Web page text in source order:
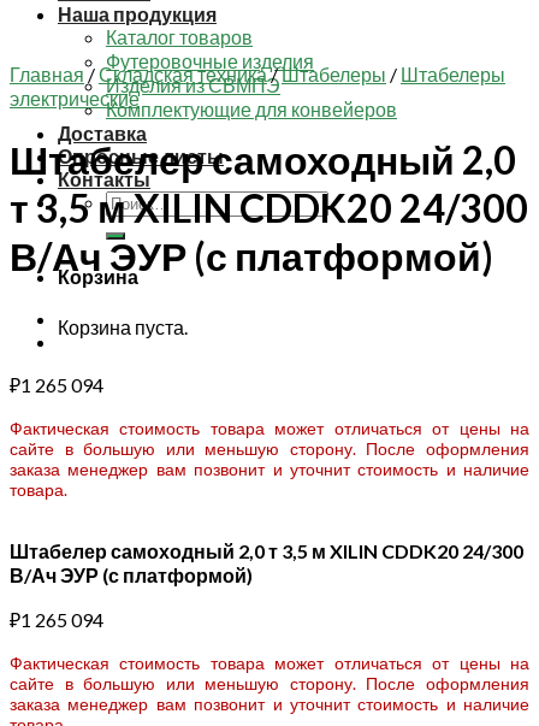
Наша продукция
Каталог товаров
Футеровочные изделия
Изделия из СВМПЭ
Комплектующие для конвейеров
Доставка
Опросные листы
Контакты
Искать:
Корзина
Корзина пуста.
Главная /Складская техника/Штабелеры / Штабелеры
электрические
Штабелер самоходный 2,0
т 3,5 м XILIN CDDK20 24/300
В/Ач ЭУР (с платформой)
₽1 265 094
Фактическая стоимость товара может отличаться от цены на
сайте в большую или меньшую сторону. После оформления
заказа менеджер вам позвонит и уточнит стоимость и наличие
товара.
Штабелер самоходный 2,0 т 3,5 м XILIN CDDK20 24/300
В/Ач ЭУР (с платформой)
₽1 265 094
Фактическая стоимость товара может отличаться от цены на
сайте в большую или меньшую сторону. После оформления
заказа менеджер вам позвонит и уточнит стоимость и наличие